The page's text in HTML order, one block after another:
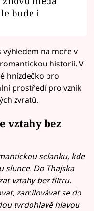
bude i
výhledem na moře v
historii. V
hnízdečko pro
prostředí pro vznik
zvratů.
vztahy bez
selanku, kde
slunce. Do Thajska
vztahy bez filtru.
zamilovávat se do
tvrdohlavě hlavou